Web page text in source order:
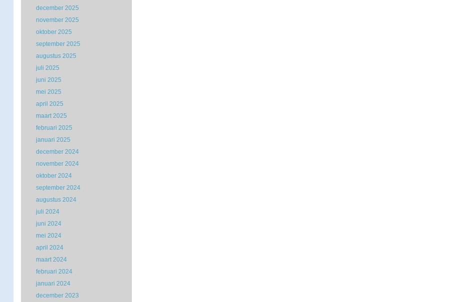
december 2025
november 2025
oktober 2025
september 2025
augustus 2025
juli 2025
juni 2025
mei 2025
april 2025
maart 2025
februari 2025
januari 2025
december 2024
november 2024
oktober 2024
september 2024
augustus 2024
juli 2024
juni 2024
mei 2024
april 2024
maart 2024
februari 2024
januari 2024
december 2023